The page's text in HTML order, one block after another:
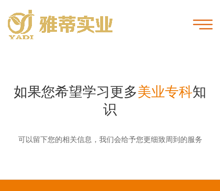
如果您希望学习更多美业专科知
识
可以留下您的相关信息，我们会给予您更细致周到的服务